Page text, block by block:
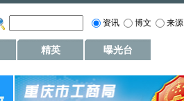
资讯 博文 来源
精英 曝光台